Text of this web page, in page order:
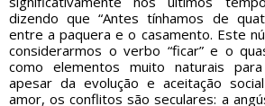
dizendo que “Antes tínhamos de
entre a paquera e o casamento. Este
considerarmos o verbo “ficar” e o
como elementos muito naturais
apesar da evolução e aceitação
amor, os conflitos são seculares: a